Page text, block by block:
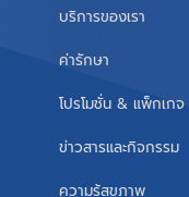
บริการของเรา
ค่ารักษา
โปรโมชั่น & แพ็กเกจ
ข่าวสารและกิจกรรม
ความรู้สุขภาพ